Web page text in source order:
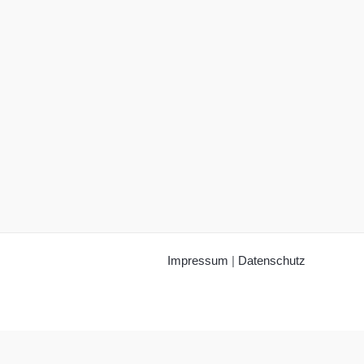
Impressum | Datenschutz